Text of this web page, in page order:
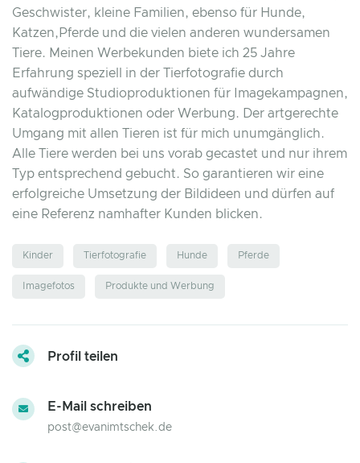
Geschwister, kleine Familien, ebenso für Hunde,
Katzen,Pferde und die vielen anderen wundersamen
Tiere. Meinen Werbekunden biete ich 25 Jahre
Erfahrung speziell in der Tierfotografie durch
aufwändige Studioproduktionen für Imagekampagnen,
Katalogproduktionen oder Werbung. Der artgerechte
Umgang mit allen Tieren ist für mich unumgänglich.
Alle Tiere werden bei uns vorab gecastet und nur ihrem
Typ entsprechend gebucht. So garantieren wir eine
erfolgreiche Umsetzung der Bildideen und dürfen auf
eine Referenz namhafter Kunden blicken.
Kinder Tierfotografie Hunde Pferde
Imagefotos Produkte und Werbung
Profil teilen
E-Mail schreiben
post@evanimtschek.de